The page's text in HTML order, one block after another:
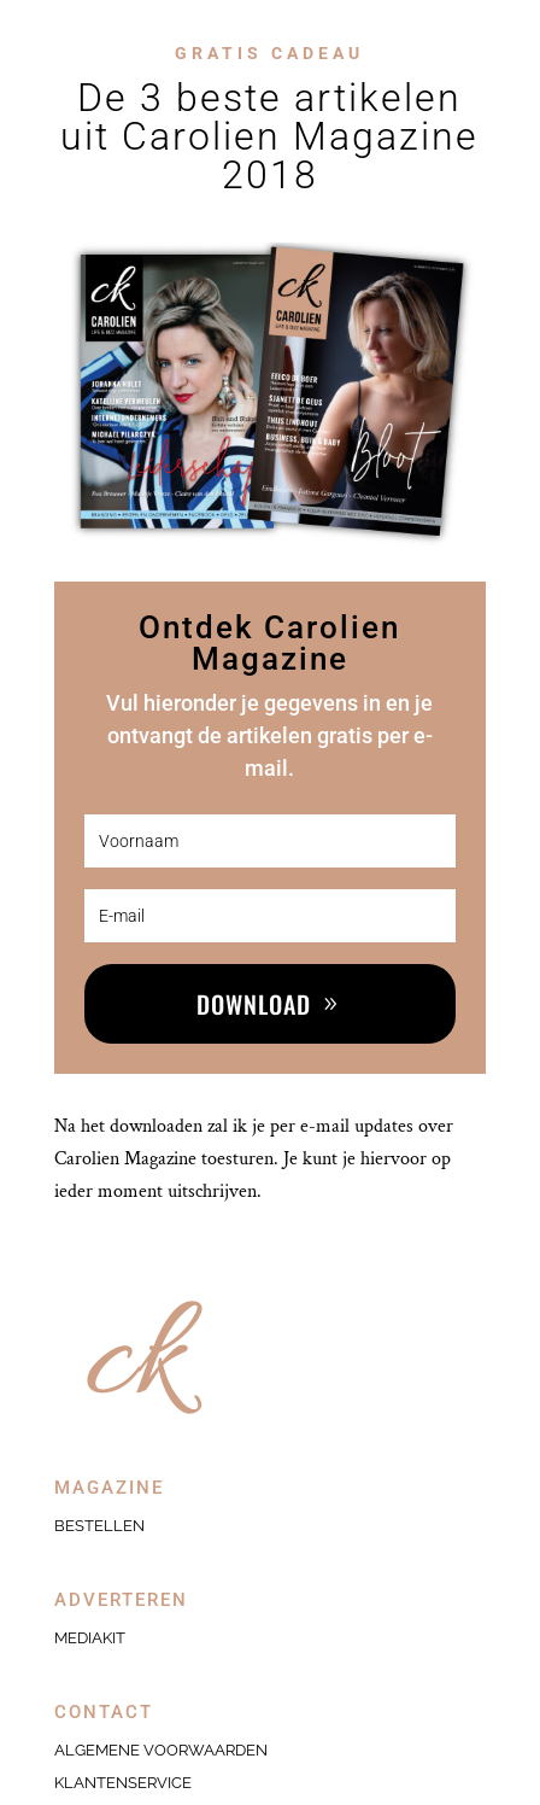
GRATIS CADEAU
De 3 beste artikelen
uit Carolien Magazine
2018
Ontdek Carolien
Magazine
Vul hieronder je gegevens in en je
ontvangt de artikelen gratis per e-
mail.
DOWNLOAD
Na het downloaden zal ik je per e-mail updates over
Carolien Magazine toesturen. Je kunt je hiervoor op
ieder moment uitschrijven.
MAGAZINE
BESTELLEN
ADVERTEREN
MEDIAKIT
CONTACT
ALGEMENE VOORWAARDEN
KLANTENSERVICE